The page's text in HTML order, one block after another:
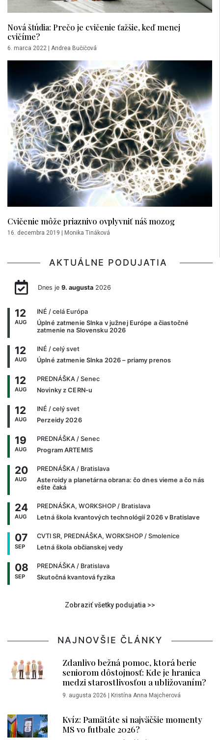
Nová štúdia: Prečo je cvičenie ťažšie, keď menej
cvičíme?
6. marca 2022 | Andrea Bučičová
Cvičenie môže priaznivo ovplyvniť náš mozog
16. decembra 2019 | Monika Tináková
AKTUÁLNE PODUJATIA
Dnes je 9. augusta2026
12
AUG
INÉ / celá Európa
Úplné zatmenie Slnka v južnej Európe a čiastočné
zatmenie na Slovensku 2026
12
AUG
INÉ / celý svet
Úplné zatmenie Slnka 2026 – priamy prenos
12
AUG
PREDNÁŠKA / Senec
Novinky z CERN-u
12
AUG
INÉ / celý svet
Perzeidy 2026
19
AUG
PREDNÁŠKA / Senec
Program ARTEMIS
20
AUG
PREDNÁŠKA / Bratislava
Asteroidy a planetárna obrana: čo dnes vieme a čo nás
ešte čaká
24
AUG
PREDNÁŠKA, WORKSHOP / Bratislava
Letná škola kvantových technológií 2026 v Bratislave
07
SEP
CVTI SR, PREDNÁŠKA, WORKSHOP / Smolenice
Letná škola občianskej vedy
08
SEP
PREDNÁŠKA / Bratislava
Skutočná kvantová fyzika
Zobraziť všetky podujatia >>
NAJNOVŠIE ČLÁNKY
Zdanlivo bežná pomoc, ktorá berie
seniorom dôstojnosť: Kde je hranica
medzi starostlivosťou a ubližovaním?
9. augusta 2026 Kristína Anna Majcherová
Kvíz: Pamätáte si najväčšie momenty
MS vo futbale 2026?